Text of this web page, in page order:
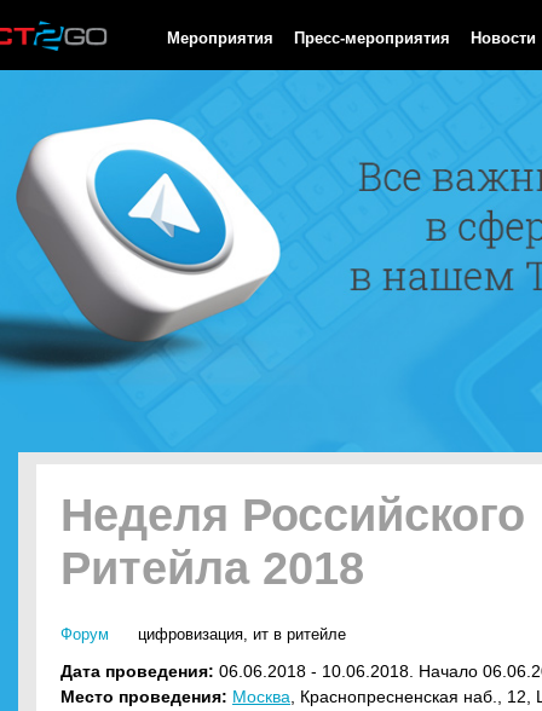
Мероприятия Пресс-мероприятия Новости
Неделя Российского
Ритейла 2018
Форум цифровизация, ит в ритейле
Дата проведения: 06.06.2018 - 10.06.2018. Начало
Место проведения: Москва , Краснопресненская наб.,